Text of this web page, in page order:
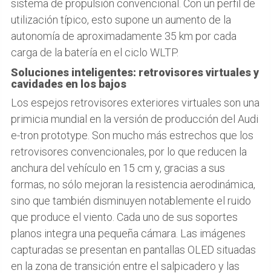
sistema de propulsión convencional. Con un perfil de
utilización típico, esto supone un aumento de la
autonomía de aproximadamente 35 km por cada
carga de la batería en el ciclo WLTP.
Soluciones inteligentes: retrovisores virtuales y
cavidades en los bajos
Los espejos retrovisores exteriores virtuales son una
primicia mundial en la versión de producción del Audi
e-tron prototype. Son mucho más estrechos que los
retrovisores convencionales, por lo que reducen la
anchura del vehículo en 15 cm y, gracias a sus
formas, no sólo mejoran la resistencia aerodinámica,
sino que también disminuyen notablemente el ruido
que produce el viento. Cada uno de sus soportes
planos integra una pequeña cámara. Las imágenes
capturadas se presentan en pantallas OLED situadas
en la zona de transición entre el salpicadero y las